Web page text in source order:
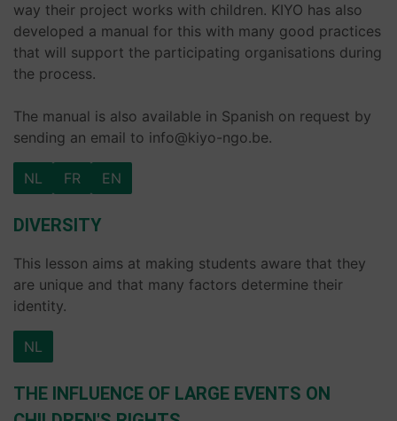
way their project works with children. KIYO has also
developed a manual for this with many good practices
that will support the participating organisations during
the process.
The manual is also available in Spanish on request by
sending an email to info@kiyo-ngo.be.
NL FR EN
DIVERSITY
This lesson aims at making students aware that they
are unique and that many factors determine their
identity.
NL
THE INFLUENCE OF LARGE EVENTS ON